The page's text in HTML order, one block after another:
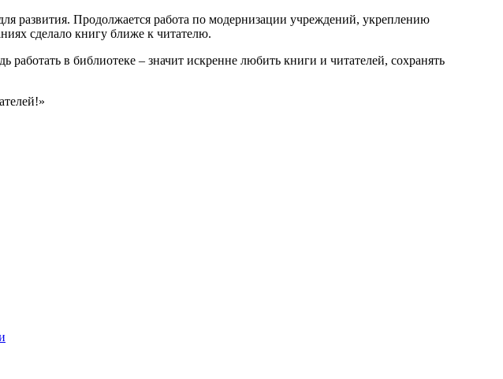
развития. Продолжается работа по модернизации учреждений, укреплению
сделало книгу ближе к читателю.
в библиотеке – значит искренне любить книги и читателей, сохранять